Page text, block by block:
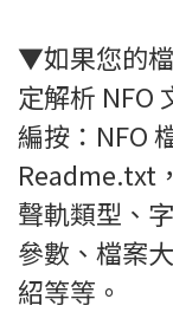
▼如果您的
定解析 NFO
編按：NFO
Readme.txt
聲軌類型、
參數、檔案
紹等等。